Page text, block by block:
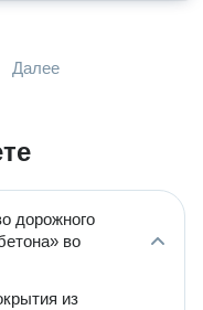
Далее
дорожного
во
из